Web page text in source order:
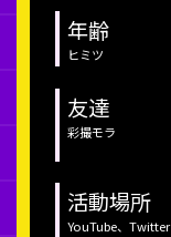
年齢
ヒミツ
友達
彩撮モラ
活動場所
YouTube、Twitter